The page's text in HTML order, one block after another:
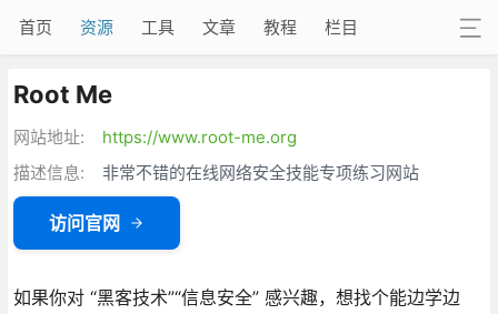
首页 资源 工具 文章 教程 栏目
Root Me
网站地址:
https://www.root-me.org
描述信息:
非常不错的在线网络安全技能专项练习网站
访问官网
如果你对 “黑客技术”“信息安全” 感兴趣，想找个能边学边